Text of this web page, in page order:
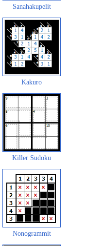
Sanahakupelit
Kakuro
Killer Sudoku
Nonogrammit